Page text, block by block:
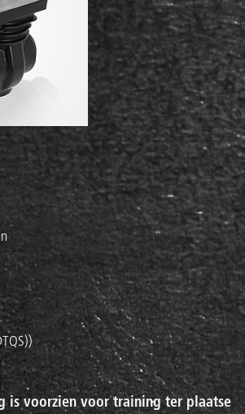
is voorzien voor training ter plaatse